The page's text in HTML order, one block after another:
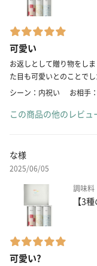
可愛い
お返しとして贈り物をし
た目も可愛いとのことで
シーン：内祝い
お相手
この商品の他のレビュ
な様
2025/06/05
調味料
【3
可愛い?